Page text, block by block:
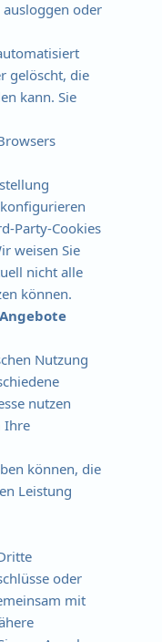
ausloggen oder
gelöscht, die
kann. Sie
Party-Cookies
weisen Sie
nicht alle
können.
Nutzung
nutzen
Ihre
können, die
Leistung
oder
mit